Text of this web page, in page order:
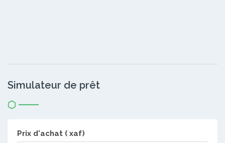
Simulateur de prêt
Prix d'achat ( xaf)